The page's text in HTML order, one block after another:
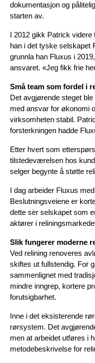
dokumentasjon og
starten av.
I 2012 gikk Patrick videre
han i det tyske selskapet
grunnla han Fluxus i
ansvaret. «Jeg fikk frie
Små team som fordel i
Det avgjørende steget
med ansvar for økonomi
virksomheten stabil.
forsterkningen hadde
Etter hvert som
tilstedeværelsen hos
selger begynte å støtte
I dag arbeider Fluxus
Beslutningsveiene er
dette ser selskapet som
aktører i
Slik fungerer moderne
Ved relining renoveres
skiftes ut fullstendig. For
sammenlignet med
mindre inngrep, kortere
forutsigbarhet.
Inne i det eksisterende
rørsystem. Det
men at arbeidet utføres i
metodebeskrivelse for